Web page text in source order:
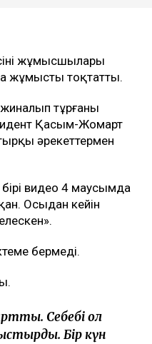
жұмысшылары
жұмысты тоқтатты.
тұрғаны
Қасым-Жомарт
әрекеттермен
видео 4 маусымда
Осыдан кейін
бермеді.
Себебі ол
Бір күн